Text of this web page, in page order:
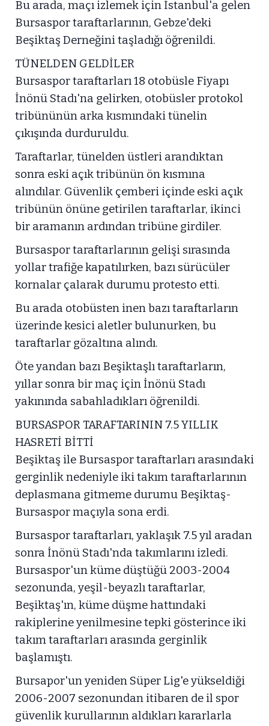
Bu arada, maçı izlemek için İstanbul'a gelen
Bursaspor taraftarlarının, Gebze'deki
Beşiktaş Derneğini taşladığı öğrenildi.
TÜNELDEN GELDİLER
Bursaspor taraftarları 18 otobüsle Fiyapı
İnönü Stadı'na gelirken, otobüsler protokol
tribününün arka kısmındaki tünelin
çıkışında durduruldu.
Taraftarlar, tünelden üstleri arandıktan
sonra eski açık tribünün ön kısmına
alındılar. Güvenlik çemberi içinde eski açık
tribünün önüne getirilen taraftarlar, ikinci
bir aramanın ardından tribüne girdiler.
Bursaspor taraftarlarının gelişi sırasında
yollar trafiğe kapatılırken, bazı sürücüler
kornalar çalarak durumu protesto etti.
Bu arada otobüsten inen bazı taraftarların
üzerinde kesici aletler bulunurken, bu
taraftarlar gözaltına alındı.
Öte yandan bazı Beşiktaşlı taraftarların,
yıllar sonra bir maç için İnönü Stadı
yakınında sabahladıkları öğrenildi.
BURSASPOR TARAFTARININ 7.5 YILLIK
HASRETİ BİTTİ
Beşiktaş ile Bursaspor taraftarları arasındaki
gerginlik nedeniyle iki takım taraftarlarının
deplasmana gitmeme durumu Beşiktaş-
Bursaspor maçıyla sona erdi.
Bursaspor taraftarları, yaklaşık 7.5 yıl aradan
sonra İnönü Stadı'nda takımlarını izledi.
Bursaspor'un küme düştüğü 2003-2004
sezonunda, yeşil-beyazlı taraftarlar,
Beşiktaş'ın, küme düşme hattındaki
rakiplerine yenilmesine tepki gösterince iki
takım taraftarları arasında gerginlik
başlamıştı.
Bursapor'un yeniden Süper Lig'e yükseldiği
2006-2007 sezonundan itibaren de il spor
güvenlik kurullarının aldıkları kararlarla